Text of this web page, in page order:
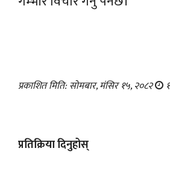
प्रकाशित मिति: सोमबार, मंसिर १५, २०८२
प्रतिक्रिया दिनुहोस्